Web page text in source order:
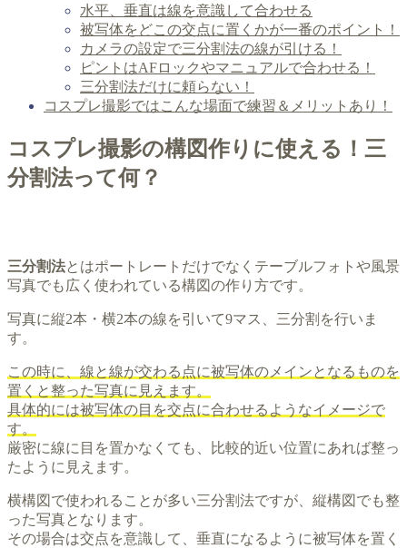
水平、垂直は線を意識して合わせる
被写体をどこの交点に置くかが一番のポイント！
カメラの設定で三分割法の線が引ける！
ピントはAFロックやマニュアルで合わせる！
三分割法だけに頼らない！
コスプレ撮影ではこんな場面で練習＆メリットあり！
コスプレ撮影の構図作りに使える！三
分割法って何？
三分割法とはポートレートだけでなくテーブルフォトや風景
写真でも広く使われている構図の作り方です。
写真に縦2本・横2本の線を引いて9マス、三分割を行いま
す。
この時に、線と線が交わる点に被写体のメインとなるものを
置くと整った写真に見えます。
具体的には被写体の目を交点に合わせるようなイメージで
す。
厳密に線に目を置かなくても、比較的近い位置にあれば整っ
たように見えます。
横構図で使われることが多い三分割法ですが、縦構図でも整
った写真となります。
その場合は交点を意識して、垂直になるように被写体を置く